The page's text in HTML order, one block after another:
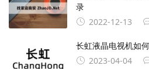
录
2022-12-13
长虹液晶电视机如
2023-04-04